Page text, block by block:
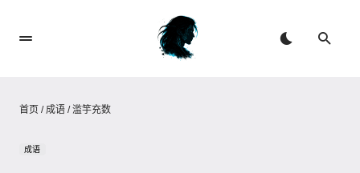
首页 /成语 /滥竽充数
成语